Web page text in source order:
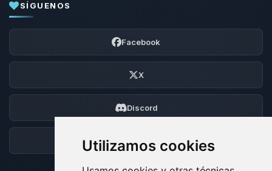
Utilizamos cookies
SÍGUENOS
Facebook
X
Discord
Foro